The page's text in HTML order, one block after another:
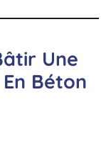
Une
Béton